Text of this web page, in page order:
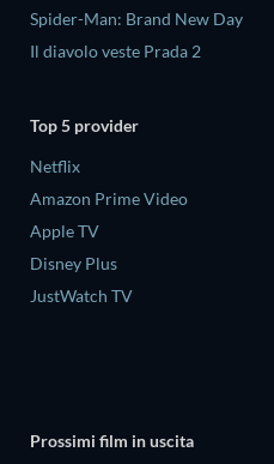
Spider-Man: Brand New Day
Il diavolo veste Prada 2
Top 5 provider
Netflix
Amazon Prime Video
Apple TV
Disney Plus
JustWatch TV
Prossimi film in uscita